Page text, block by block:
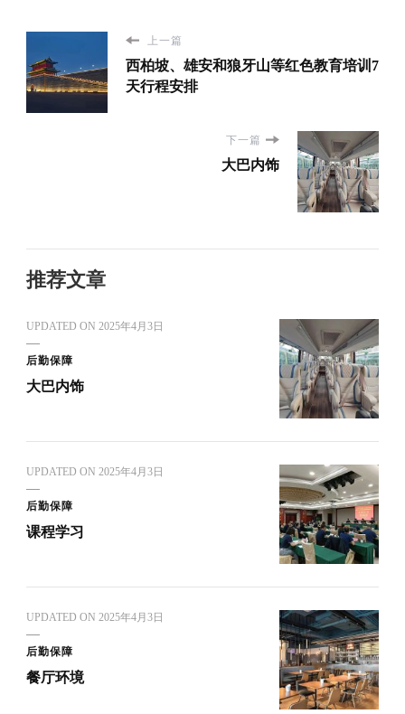
上一篇
西柏坡、雄安和狼牙山等红色教育培训7
天行程安排
下一篇
大巴内饰
推荐文章
UPDATED ON 2025年4月3日
后勤保障
大巴内饰
UPDATED ON 2025年4月3日
后勤保障
课程学习
UPDATED ON 2025年4月3日
后勤保障
餐厅环境